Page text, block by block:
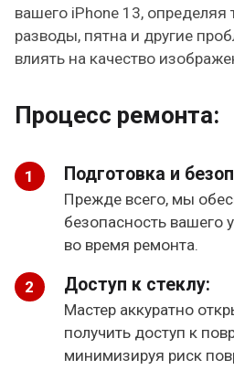
вашего iPhone 13,
разводы, пятна и другие
влиять на качество
Процесс ремонта:
Подготовка и
Прежде всего, мы
безопасность вашего
во время ремонта.
Доступ к стеклу:
Мастер аккуратно
получить доступ к
минимизируя риск